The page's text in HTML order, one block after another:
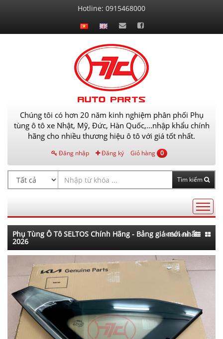
hệ
Hotline: 0915468000
Chúng tôi có hơn 20 năm kinh nghiệm phân phối Phụ
tùng ô tô xe Nhật, Mỹ, Đức, Hàn Quốc,...nhập khẩu chính
hãng cho nhiều thương hiệu ô tô với giá tốt nhất.
Đăng nhập Đăng ký Giỏ hàng 0
Tìm kiếm
AutoPart
Phụ Tùng Ô Tô SELTOS Chính Hãng - Bảng giá mới nhất
2026
Kiểu xem: